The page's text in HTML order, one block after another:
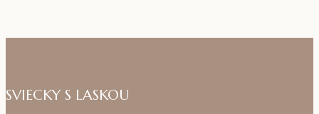
SVIECKY S LASKOU